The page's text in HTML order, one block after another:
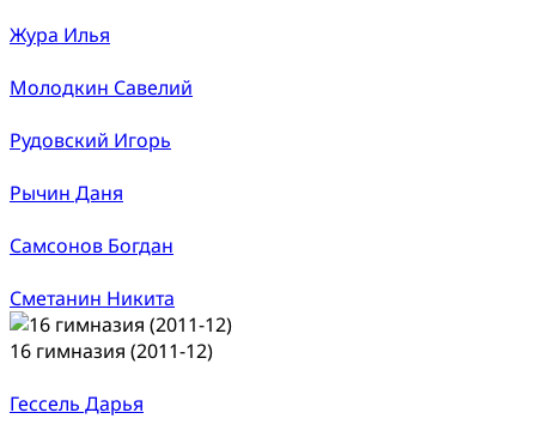
Жура Илья
Молодкин Савелий
Рудовский Игорь
Рычин Даня
Самсонов Богдан
Сметанин Никита
16 гимназия (2011-12)
Гессель Дарья